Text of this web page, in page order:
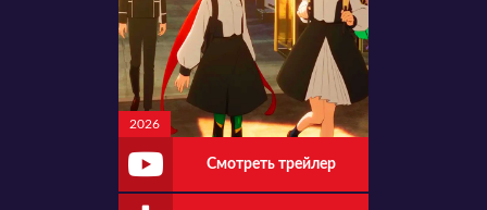
2026
Смотреть трейлер